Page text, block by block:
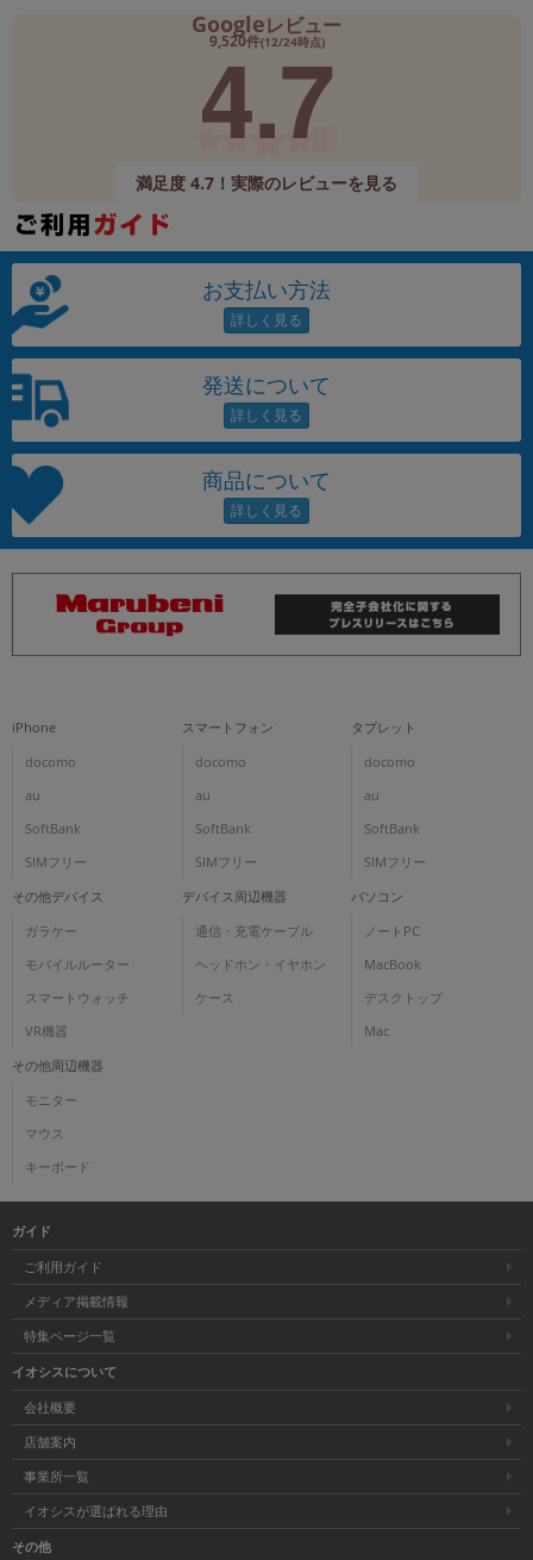
Googleレビュー
9,520件(12/24時点)
4.7
満足度 4.7！実際のレビューを見る
お支払い方法
発送について
商品について
iPhone
docomo
au
SoftBank
SIMフリー
スマートフォン
docomo
au
SoftBank
SIMフリー
タブレット
docomo
au
SoftBank
SIMフリー
その他デバイス
ガラケー
モバイルルーター
スマートウォッチ
VR機器
デバイス周辺機器
通信・充電ケーブル
ヘッドホン・イヤホン
ケース
パソコン
ノートPC
MacBook
デスクトップ
Mac
その他周辺機器
モニター
マウス
キーボード
ガイド
ご利用ガイド
メディア掲載情報
特集ページ一覧
イオシスについて
会社概要
店舗案内
事業所一覧
イオシスが選ばれる理由
その他